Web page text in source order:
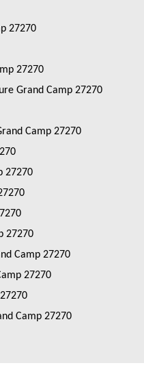
27270
27270
Grand Camp 27270
Camp 27270
27270
27270
Camp 27270
27270
Camp 27270